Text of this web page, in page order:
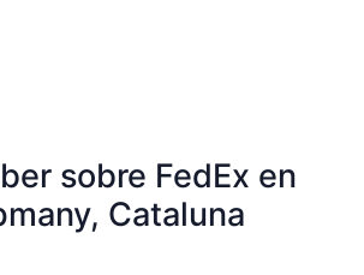
sobre FedEx en
Cataluna